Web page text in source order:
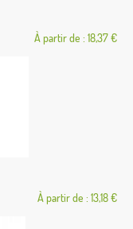
À partir de : 18,37 €
À partir de : 13,18 €